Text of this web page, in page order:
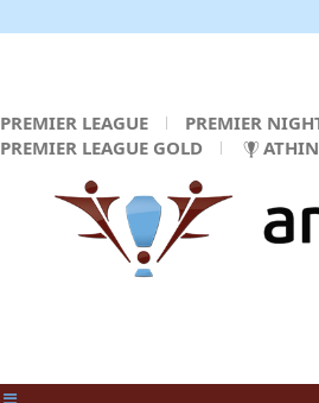
PREMIER LEAGUE PREMIER
PREMIER LEAGUE GOLD